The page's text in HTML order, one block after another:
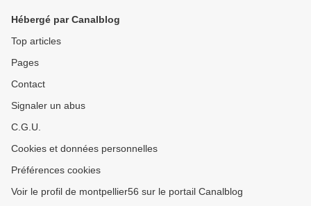
Hébergé par Canalblog
Top articles
Pages
Contact
Signaler un abus
C.G.U.
Cookies et données personnelles
Préférences cookies
Voir le profil de montpellier56 sur le portail Canalblog